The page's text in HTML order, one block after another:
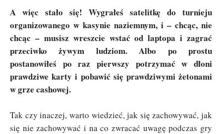
A więc stało się! Wygrałeś satelitkę do turnieju
organizowanego w kasynie naziemnym, i – chcąc, nie
chcąc – musisz wreszcie wstać od laptopa i zagrać
przeciwko żywym ludziom. Albo po prostu
postanowiłeś po raz pierwszy potrzymać w dłoni
prawdziwe karty i pobawić się prawdziwymi żetonami
w grze cashowej.
Tak czy inaczej, warto wiedzieć, jak się zachowywać, jak
się nie zachowywać i na co zwracać uwagę podczas gry